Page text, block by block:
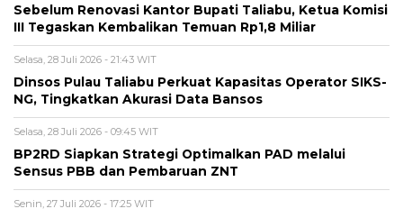
Sebelum Renovasi Kantor Bupati Taliabu, Ketua Komisi
III Tegaskan Kembalikan Temuan Rp1,8 Miliar
Selasa, 28 Juli 2026 - 21:43 WIT
Dinsos Pulau Taliabu Perkuat Kapasitas Operator SIKS-
NG, Tingkatkan Akurasi Data Bansos
Selasa, 28 Juli 2026 - 09:45 WIT
BP2RD Siapkan Strategi Optimalkan PAD melalui
Sensus PBB dan Pembaruan ZNT
Senin, 27 Juli 2026 - 17:25 WIT